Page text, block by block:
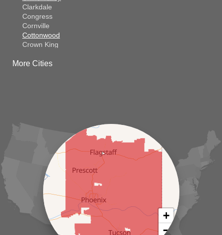
Clarkdale
Congress
Cornville
Cottonwood
Crown King
Dewey
Litchfield Park
Luke Air Force Base
Morristown
New River
Palo Verde
Paradise Valley
Paulden
More Cities
+
−